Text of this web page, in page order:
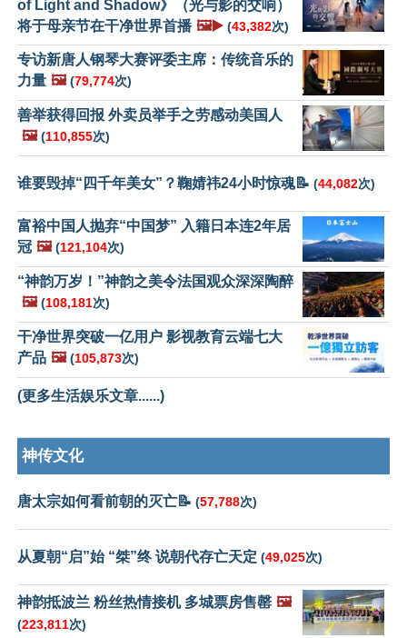
of Light and Shadow》（光与影的交响）
将于母亲节在干净世界首播 🖼️▶️ (43,382次)
专访新唐人钢琴大赛评委主席：传统音乐的
力量 🖼️ (79,774次)
善举获得回报 外卖员举手之劳感动美国人
🖼️ (110,855次)
谁要毁掉“四千年美女”？鞠婧祎24小时惊魂📝 (44,082次)
富裕中国人抛弃“中国梦” 入籍日本连2年居
冠 🖼️ (121,104次)
“神韵万岁！”神韵之美令法国观众深深陶醉
🖼️ (108,181次)
干净世界突破一亿用户 影视教育云端七大
产品 🖼️ (105,873次)
(更多生活娱乐文章......)
神传文化
唐太宗如何看前朝的灭亡📝 (57,788次)
从夏朝“启”始 “桀”终 说朝代存亡天定 (49,025次)
神韵抵波兰 粉丝热情接机 多城票房售罄 🖼️
(223,811次)